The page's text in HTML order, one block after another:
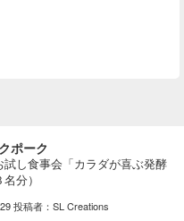
ポーク
し食事会「カラダが喜ぶ発酵
分）
投稿者：SL Creations